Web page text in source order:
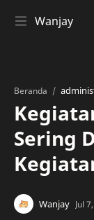
Wanjay
Beranda
Sering